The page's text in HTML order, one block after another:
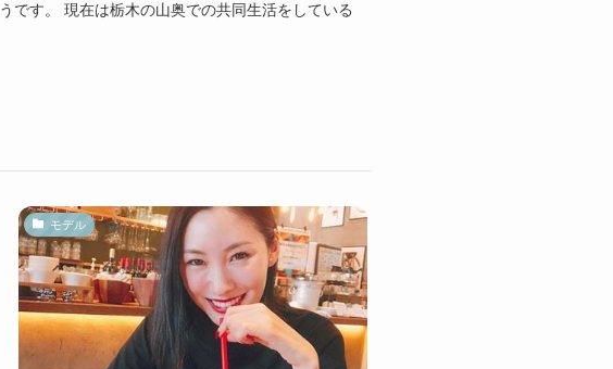
です。 現在は栃木の山奥での共同生活をしている
モデル